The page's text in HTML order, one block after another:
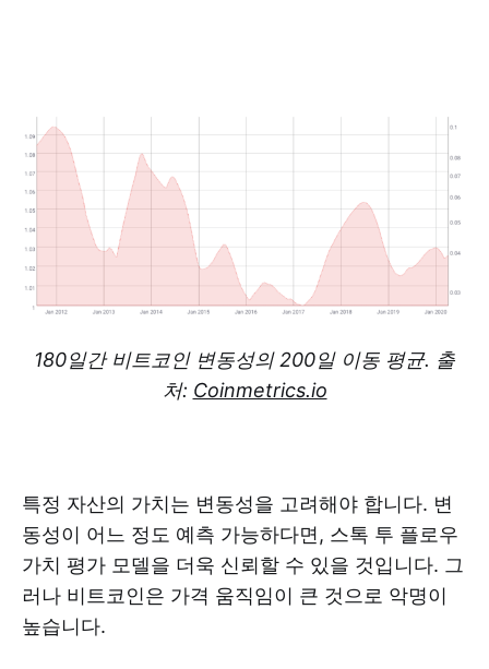
180일간 비트코인 변동성의 200일 이동 평균. 출
처: Coinmetrics.io
특정 자산의 가치는 변동성을 고려해야 합니다. 변
동성이 어느 정도 예측 가능하다면, 스톡 투 플로우
가치 평가 모델을 더욱 신뢰할 수 있을 것입니다. 그
러나 비트코인은 가격 움직임이 큰 것으로 악명이
높습니다.